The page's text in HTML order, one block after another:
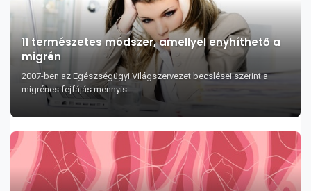
11 természetes módszer, amellyel enyhíthető a
migrén
2007-ben az Egészségügyi Világszervezet becslései szerint a
migrénes fejfájás mennyis...